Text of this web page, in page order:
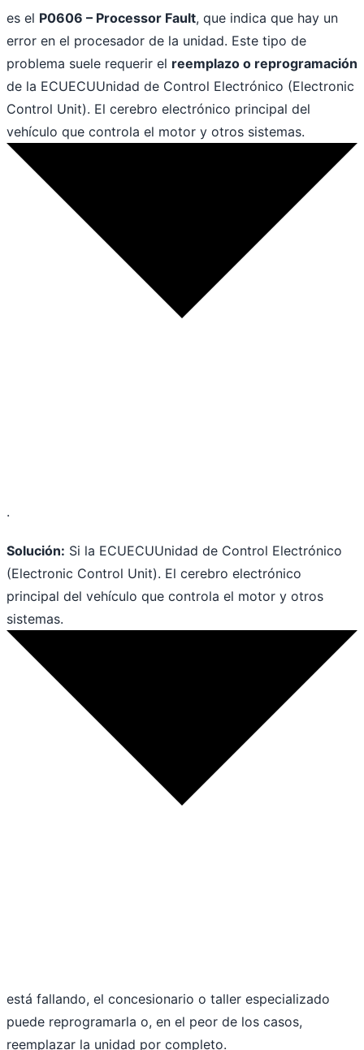
es el P0606 – Processor Fault, que indica que hay un
error en el procesador de la unidad. Este tipo de
problema suele requerir el reemplazo o reprogramación
de la ECUECUUnidad de Control Electrónico (Electronic
Control Unit). El cerebro electrónico principal del
vehículo que controla el motor y otros sistemas.
.
Solución: Si la ECUECUUnidad de Control Electrónico
(Electronic Control Unit). El cerebro electrónico
principal del vehículo que controla el motor y otros
sistemas.
está fallando, el concesionario o taller especializado
puede reprogramarla o, en el peor de los casos,
reemplazar la unidad por completo.